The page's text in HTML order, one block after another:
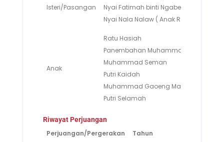
Isteri/Pasangan
Nyai Fatimah binti Ngabehi Lada bin
Nyai Nala Nalaw ( Anak Radja
Anak
Ratu Hasiah
Panembahan Muhammad Said
Muhammad Seman
Putri Kaidah
Muhammad Gaoeng Mathias Gaung
Putri Selamah
Riwayat Perjuangan
Perjuangan/Pergerakan Tahun